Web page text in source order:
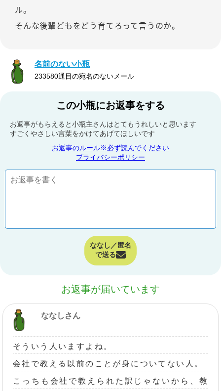
ル。
そんな後輩どもをどう育てろって言うのか。
名前のない小瓶
233580通目の宛名のないメール
この小瓶にお返事をする
お返事がもらえると小瓶主さんはとてもうれしいと思います
すごくやさしい言葉をかけてあげてほしいです
お返事のルール※必ず読んでください
プライバシーポリシー
ななし／匿名
で送る
お返事が届いています
ななしさん
そういう人いますよね。
会社で教える以前のことが身についてない人。
こっちも会社で教えられた訳じゃないから、教